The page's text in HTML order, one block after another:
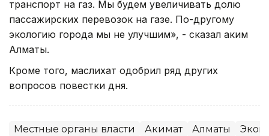
транспорт на газ. Мы будем увеличивать долю
пассажирских перевозок на газе. По-другому
экологию города мы не улучшим», - сказал аким
Алматы.
Кроме того, маслихат одобрил ряд других
вопросов повестки дня.
Местные органы власти Акимат Алматы